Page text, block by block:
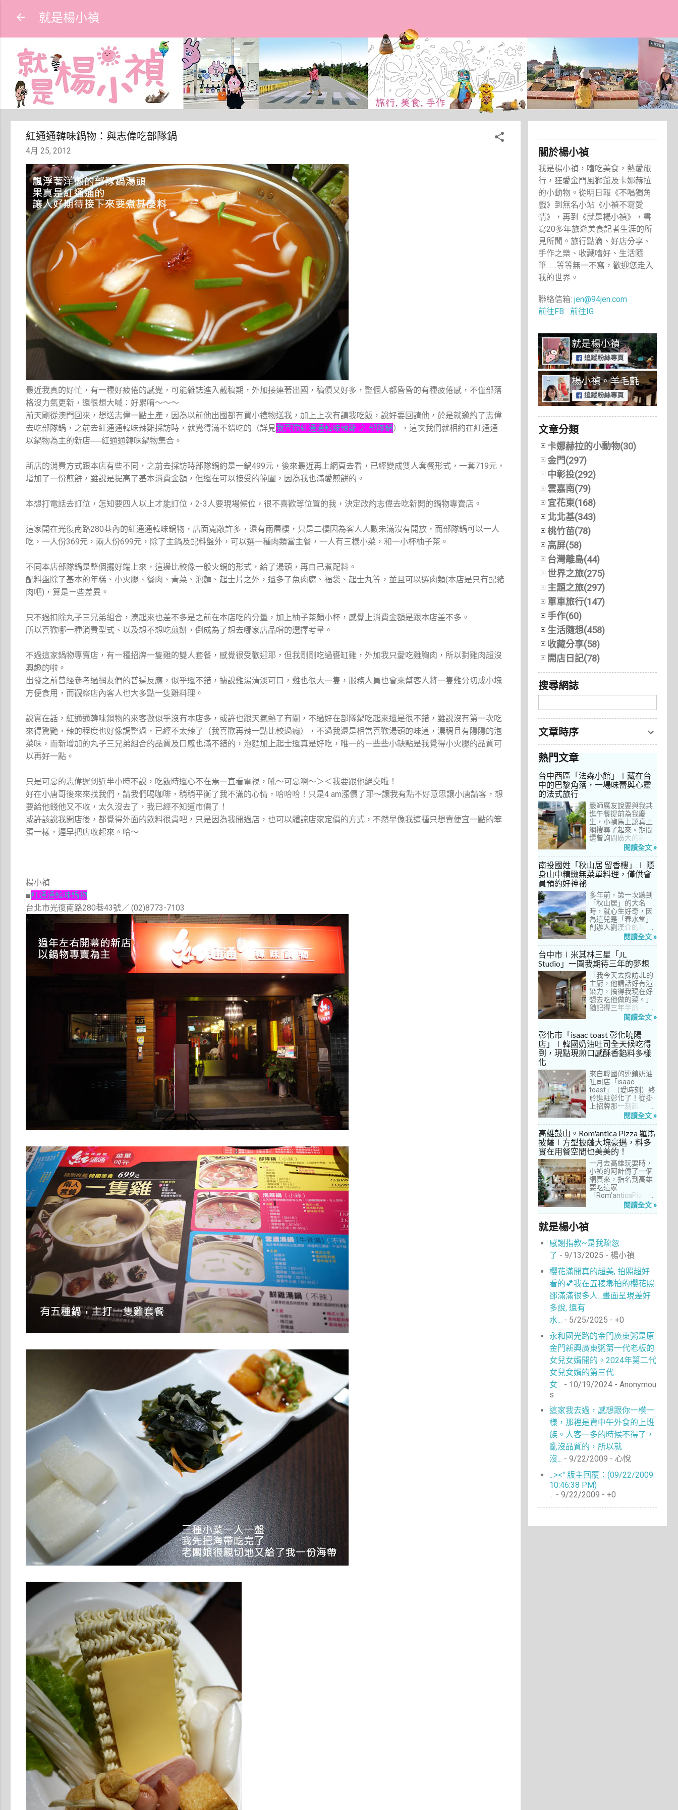
就是楊小禎
紅通通韓味鍋物：與志偉吃部隊鍋
4月 25, 2012
最近我真的好忙，有一種好疲倦的感覺，可能雜誌進入截稿期，外加接連著出國，稿債又好多，整個人都昏昏的有種疲倦感，不僅部落
格沒力氣更新，還很想大喊：好累唷～～～
前天剛從澳門回來，想送志偉一點土產，因為以前他出國都有買小禮物送我，加上上次有請我吃飯，說好要回請他，於是就邀約了志偉
去吃部隊鍋，之前去紅通通韓味辣雞採訪時，就覺得滿不錯吃的（詳見我喜歡紅通通韓味辣雞 之 部隊鍋），這次我們就相約在紅通通
以鍋物為主的新店──紅通通韓味鍋物集合。
新店的消費方式跟本店有些不同，之前去採訪時部隊鍋約是一鍋499元，後來最近再上網頁去看，已經變成雙人套餐形式，一套719元，
增加了一份煎餅，雖說是提高了基本消費金額，但還在可以接受的範圍，因為我也滿愛煎餅的。
本想打電話去訂位，怎知要四人以上才能訂位，2-3人要現場候位，很不喜歡等位置的我，決定改約志偉去吃新開的鍋物專賣店。
這家開在光復南路280巷內的紅通通韓味鍋物，店面寬敞許多，還有兩層樓，只是二樓因為客人人數未滿沒有開放，而部隊鍋可以一人
吃，一人份369元，兩人份699元，除了主鍋及配料盤外，可以選一種肉類當主餐，一人有三樣小菜，和一小杯柚子茶。
不同本店部隊鍋是整個擺好端上來，這邊比較像一般火鍋的形式，給了湯頭，再自己煮配料。
配料盤除了基本的年糕、小火腿、餐肉、青菜、泡麵、起士片之外，還多了魚肉腐、福袋、起士丸等，並且可以選肉類(本店是只有配豬
肉吧)，算是ㄧ些差異。
只不過扣除丸子三兄弟組合，湊起來也差不多是之前在本店吃的分量，加上柚子茶頗小杯，感覺上消費金額是跟本店差不多。
所以喜歡哪一種消費型式、以及想不想吃煎餅，倒成為了想去哪家店品嚐的選擇考量。
不過這家鍋物專賣店，有一種招牌一隻雞的雙人套餐，感覺很受歡迎耶，但我剛剛吃過甕缸雞，外加我只愛吃雞胸肉，所以對雞肉超沒
興趣的啦。
出發之前曾經參考過網友們的普遍反應，似乎還不錯，據說雞湯清淡可口，雞也很大一隻，服務人員也會來幫客人將一隻雞分切成小塊
方便食用，而觀察店內客人也大多點一隻雞料理。
說實在話，紅通通韓味鍋物的來客數似乎沒有本店多，或許也跟天氣熱了有關，不過好在部隊鍋吃起來還是很不錯，雖說沒有第一次吃
來得驚艷，辣的程度也好像調整過，已經不太辣了（我喜歡再辣一點比較過癮），不過我還是相當喜歡湯頭的味道，濃稠且有隱隱的泡
菜味，而新增加的丸子三兄弟組合的品質及口感也滿不錯的，泡麵加上起士還真是好吃，唯一的ㄧ些些小缺點是我覺得小火腿的品質可
以再好一點。
只是可惡的志偉遲到近半小時不說，吃飯時還心不在焉一直看電視，吼～可惡啊～＞＜我要跟他絕交啦！
好在小唐哥後來來找我們，請我們喝咖啡，稍稍平衡了我不滿的心情，哈哈哈！只是4 am漲價了耶～讓我有點不好意思讓小唐請客，想
要給他錢他又不收，太久沒去了，我已經不知道市價了！
或許該說我開店後，都覺得外面的飲料很貴吧，只是因為我開過店，也可以體諒店家定價的方式，不然早像我這種只想賣便宜一點的笨
蛋一樣，遲早把店收起來。哈～
楊小禎
■紅通通韓味鍋物
台北市光復南路280巷43號／ (02)8773-7103
關於楊小禎
我是楊小禎，嗜吃美食，熱愛旅
行，狂愛金門風獅爺及卡娜赫拉
的小動物。從明日報《不唱獨角
戲》到無名小站《小禎不寫愛
情》，再到《就是楊小禎》，書
寫20多年旅遊美食記者生涯的所
見所聞。旅行點滴、好店分享、
手作之樂、收藏嗜好、生活隨
筆……等等無一不寫，歡迎您走入
我的世界。
聯絡信箱: jen@94jen.com
前往FB
前往IG
文章分類
卡娜赫拉的小動物(30)
金門(297)
中彰投(292)
雲嘉南(79)
宜花東(168)
北北基(343)
桃竹苗(78)
高屏(58)
台灣離島(44)
世界之旅(275)
主題之旅(297)
單車旅行(147)
手作(60)
生活隨想(458)
收藏分享(58)
開店日記(78)
搜尋網誌
文章時序
熱門文章
台中西區「法森小館」∣藏在台
中的巴黎角落，一場味蕾與心靈
的法式旅行
嚴師厲友說要與我共
進午餐提前為我慶
生，小禎馬上認真上
網搜尋了起來。期間
還曾詢問廣大的親友
們有沒有推薦的餐
阿姨及桄甄老師誠懇
給我建議，其他都是
一堆來亂的！哈～ 從
宮」到台中的
「澀」，再比較了幾
間價位較親民的牛排
餐廳……，最終，小禎
選定了阿姨及表弟剛
去吃過的「法森小
館」，理由很簡單：
歐法套餐1680元起的
價位可以接受，而且
不是無菜單料理，從
開胃菜、湯品、主
菜、甜點等，通通可
以選自己喜歡的，小
禎覺得能夠自由搭配
很讚！而且「法森小
館」是台中老字號的
不斷，能夠屹立不搖
這麼多年，一定有它
的道理在呀！
閱讀全文 »
南投國姓「秋山居 留香樓」∣ 隱
身山中精緻無菜單料理，僅供會
員預約好神祕
多年前，第一次聽到
「秋山居」的大名
時，就心生好奇，因
為這兒是「春水堂」
創辦人劉漢介的私人
招待所，只對會員開
自從十多年前搬回彰
化之後，小禎才開始
上春水堂吃飯、喝
茶，有一度還把春水
堂當麵店在吃，每週
到台中上課時，總忍
不住奔入春水堂，點
上一碗「XO醬拌麵」
搭配一杯茶飲，後來
也嘗試過其他茶點，
對春水堂的餐飲很有
信心。因此，一得知
秋山居是春水堂創辦
人開設的，感覺就是
食的小禎而言，自然
深具吸引力。
閱讀全文 »
台中市∣米其林三星「JL
Studio」一圓我期待三年的夢想
「我今天去採訪JL的
主廚，他講話好有渲
染力，搞得我現在好
想去吃他做的菜。」
猶記得三年半前，當
米其林評鑑要來台中
做了一次得獎預測，
於是我因為工作踏入
JL Studio，當天回家
之後，我就迫不及待
從事美食採訪20多
年，只採訪沒吃的店
也不計其數，但從沒
有一家餐廳讓我這樣
充滿渴望，留下「真
的好想吃吃看」的懸
閱讀全文 »
彰化市「isaac toast 彰化曉陽
店」∣韓國奶油吐司全天候吃得
到，現點現煎口感酥香餡料多樣
化
來自韓國的連鎖奶油
吐司店「isaac
toast」（愛時刻）終
於進駐彰化了！從掛
上招牌那一刻起，小
禎就想著找時間來吃
家連鎖店許久，只是
每次去台中誘惑實在
太多了！就……，這一
次離家這麼近，不來
吃真的說不過去。
閱讀全文 »
高雄鼓山。Rom'antica Pizza 羅馬
披薩∣方型披薩大塊豪邁，料多
實在用餐空間也美美的！
一月去高雄玩耍時，
小禎的阿計傳了一個
網頁來，指名到高雄
要吃這家
「Rom'anticaPizza
羅馬披薩」，看了圖
少披薩店，一字排開
的各式披薩看起來琳
瑯滿目，走進店內就
能點上一塊喜愛的口
味大快朵頤，真的好
懷念啊！沒想到台灣
也有類似的披薩店。
走！就到高雄吃披薩
閱讀全文 »
就是楊小禎
感謝指教~是我疏忽
了 - 9/13/2025 - 楊小禎
櫻花滿開真的超美, 拍照超好
看的💕我在五稜墎拍的櫻花照
郤滿滿很多人...畫面呈現差好
多說, 還有
水... - 5/25/2025 - +0
永和國光路的金門廣東粥是原
金門新興廣東粥第一代老板的
女兒女婿開的。2024年第二代
女兒女婿的第三代
女... - 10/19/2024 - Anonymou
s
這家我去過，感想跟你一模一
樣，那裡是賣中午外食的上班
族。人客一多的時候不得了，
亂沒品質的，所以就
沒... - 9/22/2009 - 心悅
...><" 版主回覆：(09/22/2009
10:46:38 PM)
... - 9/22/2009 - +0